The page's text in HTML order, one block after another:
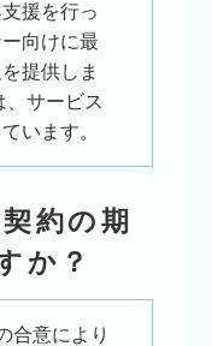
援を行っ
向けに最
提供しま
、サービス
います。
約の期
か？
合意により